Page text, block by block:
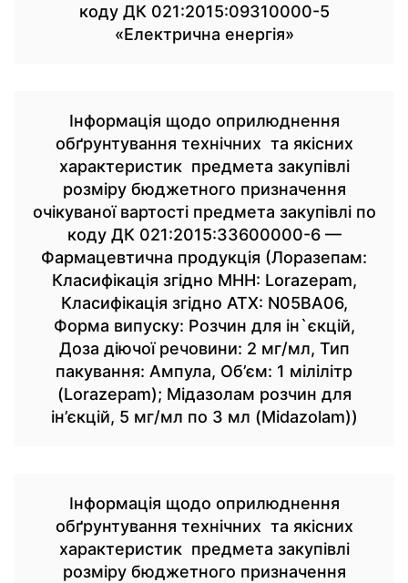
коду ДК 021:2015:09310000-5
«Електрична енергія»
Інформація щодо оприлюднення
обґрунтування технічних та якісних
характеристик предмета закупівлі
розміру бюджетного призначення
очікуваної вартості предмета закупівлі по
коду ДК 021:2015:33600000-6 —
Фармацевтична продукція (Лоразепам:
Класифікація згідно МНН: Lorazepam,
Класифікація згідно АТХ: N05BA06,
Форма випуску: Розчин для ін`єкцій,
Доза діючої речовини: 2 мг/мл, Тип
пакування: Ампула, Об’єм: 1 мілілітр
(Lorazepam); Мідазолам розчин для
ін’єкцій, 5 мг/мл по 3 мл (Midazolam))
Інформація щодо оприлюднення
обґрунтування технічних та якісних
характеристик предмета закупівлі
розміру бюджетного призначення